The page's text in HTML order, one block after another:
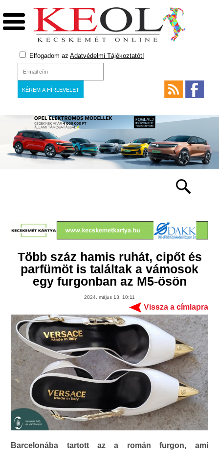
Elfogadom az Adatvédelmi Tájékoztatót!
Több száz hamis ruhát, cipőt és
parfümöt is találtak a vámosok
egy furgonban az M5-ösön
2024. május 13. 10:11
Vissza a címlapra
Barcelonába tartott az a román furgon, ami